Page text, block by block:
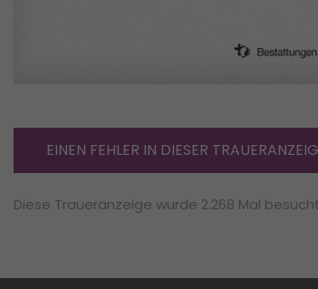
EINEN FEHLER IN DIESER
Diese Traueranzeige wurde 2.268 Mal